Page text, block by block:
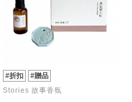
#折扣
#贈品
Stories 故事香氛